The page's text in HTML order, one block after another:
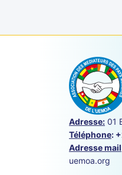
Adresse: 01
Téléphone:
Adresse mail
uemoa.org